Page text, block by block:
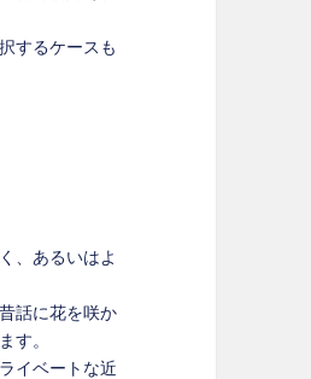
するケースも
、あるいはよ
話に花を咲か
す。
イベートな近